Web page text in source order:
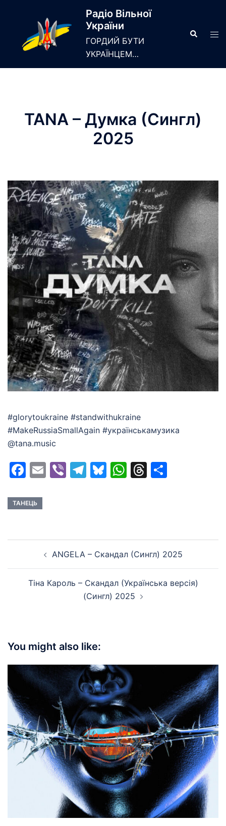
Радіо Вільної
України
ГОРДИЙ БУТИ
УКРАЇНЦЕМ…
Search
TANA – Думка (Сингл)
2025
#glorytoukraine #standwithukraine
#MakeRussiaSmallAgain #українськамузика
@tana.music
Facebook
EmailViberTelegram
Bluesky
WhatsApp
Threads
ТАНЕЦЬ
navigationANGELA – Скандал (Сингл) 2025
Тіна Кароль – Скандал (Українська версія)
(Сингл) 2025
You might also like: